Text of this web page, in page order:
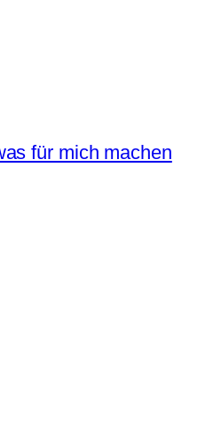
für mich machen